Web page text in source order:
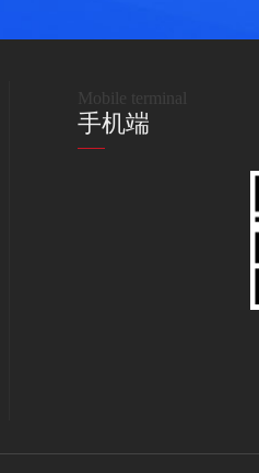
Mobile terminal
手机端